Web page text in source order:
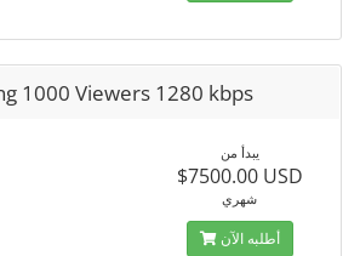
1000 Viewers 1280 kbps
يبدأ من
$7500.00 USD
شهري
أطلبه الآن